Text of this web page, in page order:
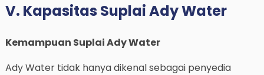
V. Kapasitas Suplai Ady Water
Kemampuan Suplai Ady Water
Ady Water tidak hanya dikenal sebagai penyedia